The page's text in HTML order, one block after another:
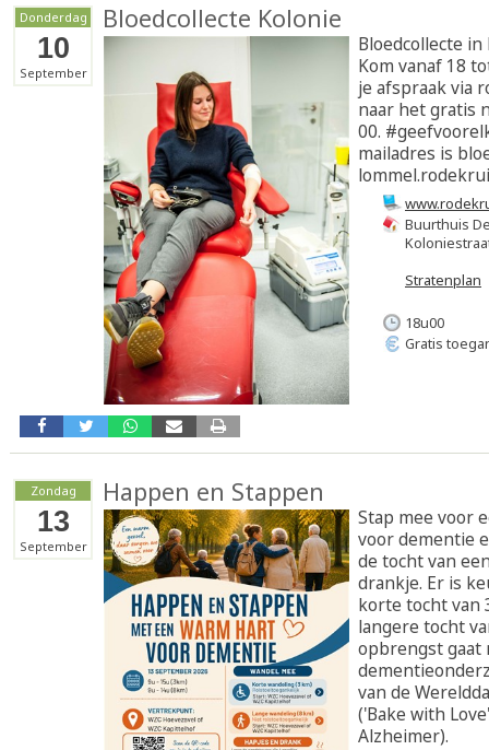
Donderdag
10
September
Bloedcollecte Kolonie
Bloedcollecte
Kom vanaf 18
je afspraak via
naar het gratis
00.
mailadres is
Buurthuis
Stratenplan
18u00
Gratis
Zondag
13
September
Happen en Stappen
Stap mee voor
voor dementie
de tocht van
drankje. Er is
korte tocht van
langere tocht
opbrengst gaat
van de
('Bake with
Alzheimer).